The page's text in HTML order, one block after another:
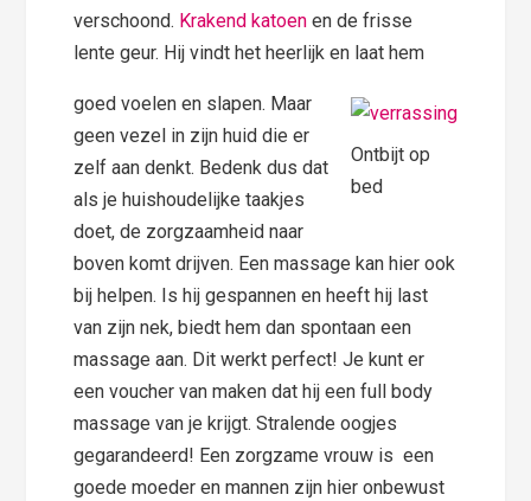
verschoond. Krakend katoen en de frisse
lente geur. Hij vindt het heerlijk en laat hem
Ontbijt op
bed
goed voelen en slapen. Maar
geen vezel in zijn huid die er
zelf aan denkt. Bedenk dus dat
als je huishoudelijke taakjes
doet, de zorgzaamheid naar
boven komt drijven. Een massage kan hier ook
bij helpen. Is hij gespannen en heeft hij last
van zijn nek, biedt hem dan spontaan een
massage aan. Dit werkt perfect! Je kunt er
een voucher van maken dat hij een full body
massage van je krijgt. Stralende oogjes
gegarandeerd! Een zorgzame vrouw is een
goede moeder en mannen zijn hier onbewust